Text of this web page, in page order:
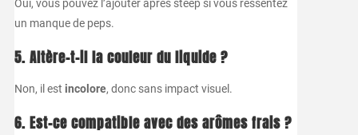
Oui, vous pouvez l’ajouter après steep si vous ressentez
un manque de peps.
5. Altère-t-il la couleur du liquide ?
Non, il est incolore, donc sans impact visuel.
6. Est-ce compatible avec des arômes frais ?